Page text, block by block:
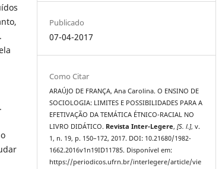
Publicado
07-04-2017
Como Citar
ARAÚJO DE FRANÇA, Ana Carolina. O ENSINO DE
SOCIOLOGIA: LIMITES E POSSIBILIDADES PARA A
EFETIVAÇÃO DA TEMÁTICA ÉTNICO-RACIAL NO
LIVRO DIDÁTICO. Revista Inter-Legere,[S. l.], v.
1, n. 19, p. 150–172, 2017. DOI: 10.21680/1982-
1662.2016v1n19ID11785. Disponível em:
https://periodicos.ufrn.br/interlegere/article/vie